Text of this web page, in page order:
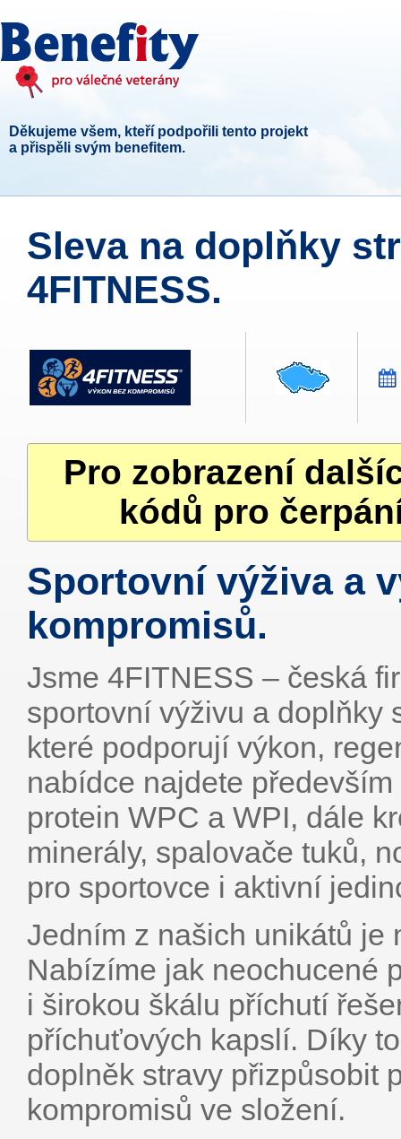
Děkujeme všem, kteří podpořili tento projekt
a přispěli svým benefitem.
Sleva na doplňky
4FITNESS.
Pro zobrazení
kódů pro
Sportovní výživa a
kompromisů.
Jsme 4FITNESS – česká
sportovní výživu a doplňky
které podporují výkon,
nabídce najdete
protein WPC a WPI, dále
minerály, spalovače tuků,
pro sportovce i aktivní
Jedním z našich unikátů je
Nabízíme jak neochucené
i širokou škálu příchutí
příchuťových kapslí. Díky
doplněk stravy přizpůsobit
kompromisů ve složení.